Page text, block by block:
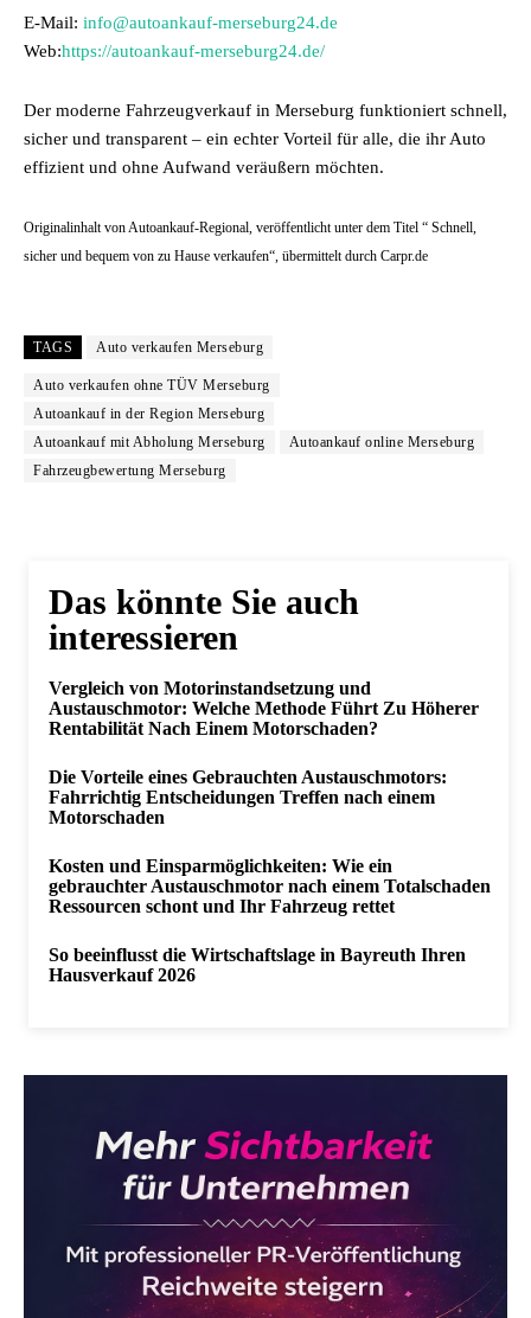
E-Mail: info@autoankauf-merseburg24.de
Web:https://autoankauf-merseburg24.de/
Der moderne Fahrzeugverkauf in Merseburg funktioniert schnell,
sicher und transparent – ein echter Vorteil für alle, die ihr Auto
effizient und ohne Aufwand veräußern möchten.
Originalinhalt von Autoankauf-Regional, veröffentlicht unter dem Titel “ Schnell,
sicher und bequem von zu Hause verkaufen“, übermittelt durch Carpr.de
TAGS Auto verkaufen Merseburg
Auto verkaufen ohne TÜV Merseburg
Autoankauf in der Region Merseburg
Autoankauf mit Abholung Merseburg
Autoankauf online Merseburg
Fahrzeugbewertung Merseburg
Das könnte Sie auch
interessieren
Vergleich von Motorinstandsetzung und
Austauschmotor: Welche Methode Führt Zu Höherer
Rentabilität Nach Einem Motorschaden?
Die Vorteile eines Gebrauchten Austauschmotors:
Fahrrichtig Entscheidungen Treffen nach einem
Motorschaden
Kosten und Einsparmöglichkeiten: Wie ein
gebrauchter Austauschmotor nach einem Totalschaden
Ressourcen schont und Ihr Fahrzeug rettet
So beeinflusst die Wirtschaftslage in Bayreuth Ihren
Hausverkauf 2026